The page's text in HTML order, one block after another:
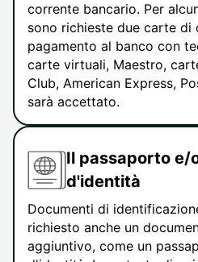
corrente bancario. Per
sono richieste due carte di
pagamento al banco con
carte virtuali, Maestro,
Club, American Express,
sarà accettato.
Il passaporto e/
d'identità
Documenti di
richiesto anche un
aggiuntivo, come un